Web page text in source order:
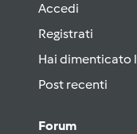
Accedi
Registrati
Hai dimenticato
Post recenti
Forum